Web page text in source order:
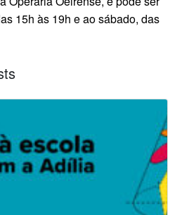
15h às 19h e ao sábado, das